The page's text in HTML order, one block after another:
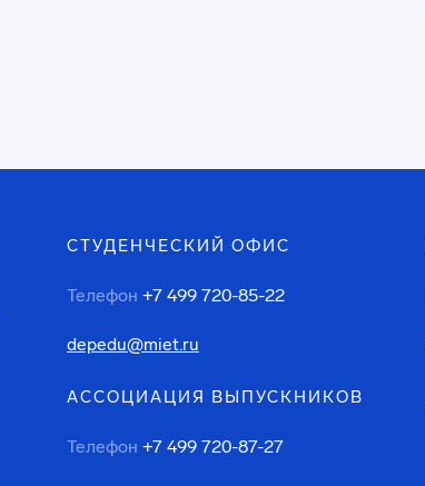
СТУДЕНЧЕСКИЙ ОФИС
Телефон +7 499 720-85-22
depedu@miet.ru
АССОЦИАЦИЯ ВЫПУСКНИКОВ
Телефон +7 499 720-87-27